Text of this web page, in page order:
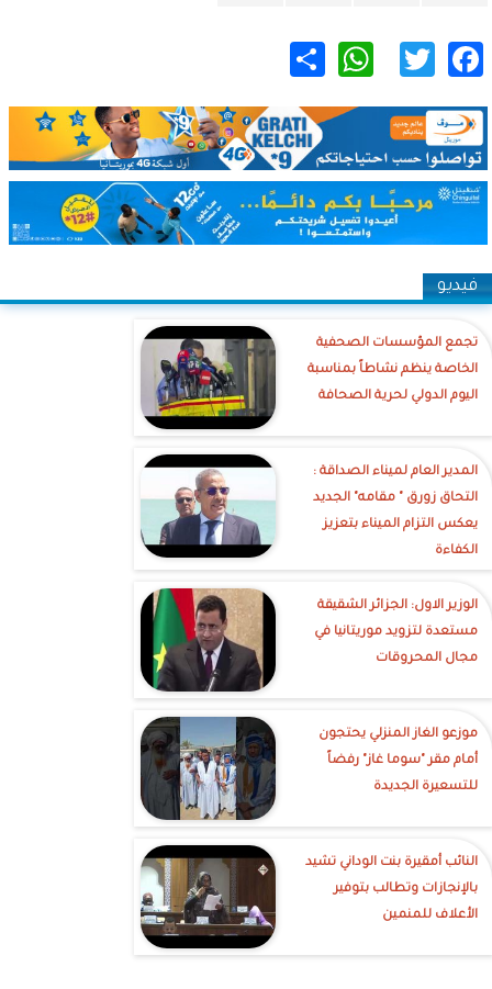
Facebook
Twitter
WhatsApp
فيديو
تجمع المؤسسات الصحفية
الخاصة ينظم نشاطاً بمناسبة
اليوم الدولي لحرية الصحافة
‎المدير العام لميناء الصداقة :
التحاق زورق " مقامه" الجديد
يعكس التزام الميناء بتعزيز
الكفاءة
الوزير الاول: الجزائر الشقيقة
مستعدة لتزويد موريتانيا في
مجال المحروقات
موزعو الغاز المنزلي يحتجون
أمام مقر "سوما غاز" رفضاً
للتسعيرة الجديدة
النائب أمقيرة بنت الوداني تشيد
بالإنجازات وتطالب بتوفير
الأعلاف للمنمين